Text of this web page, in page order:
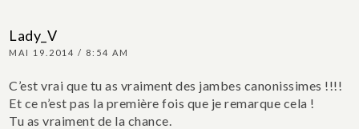
Lady_V
MAI 19.2014 / 8:54 AM
C’est vrai que tu as vraiment des jambes canonissimes !!!!
Et ce n’est pas la première fois que je remarque cela !
Tu as vraiment de la chance.